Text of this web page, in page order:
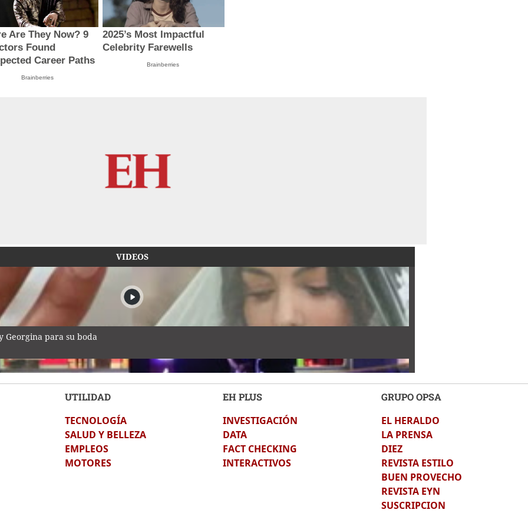
Are They Now? 9
Found
Career Paths
Brainberries
2025’s Most Impactful
Celebrity Farewells
Brainberries
VIDEOS
Georgina para su boda
transmisión en vivo en México
UTILIDAD
TECNOLOGÍA
SALUD Y BELLEZA
EMPLEOS
MOTORES
EH PLUS
INVESTIGACIÓN
DATA
FACT CHECKING
INTERACTIVOS
GRUPO OPSA
EL HERALDO
LA PRENSA
DIEZ
REVISTA ESTILO
BUEN PROVECHO
REVISTA EYN
SUSCRIPCION